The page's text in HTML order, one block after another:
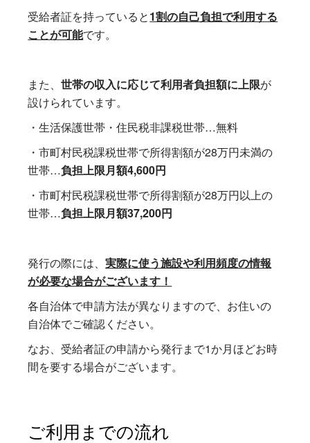
受給者証を持っていると1割の自己負担で利用する
ことが可能です。
また、世帯の収入に応じて利用者負担額に上限が
設けられています。
・生活保護世帯・住民税非課税世帯…無料
・市町村民税課税世帯で所得割額が28万円未満の
世帯…負担上限月額4,600円
・市町村民税課税世帯で所得割額が28万円以上の
世帯…負担上限月額37,200円
発行の際には、実際に使う施設や利用頻度の情報
が必要な場合がございます！
各自治体で申請方法が異なりますので、お住いの
自治体でご確認ください。
なお、受給者証の申請から発行まで1か月ほどお時
間を要する場合がございます。
ご利用までの流れ